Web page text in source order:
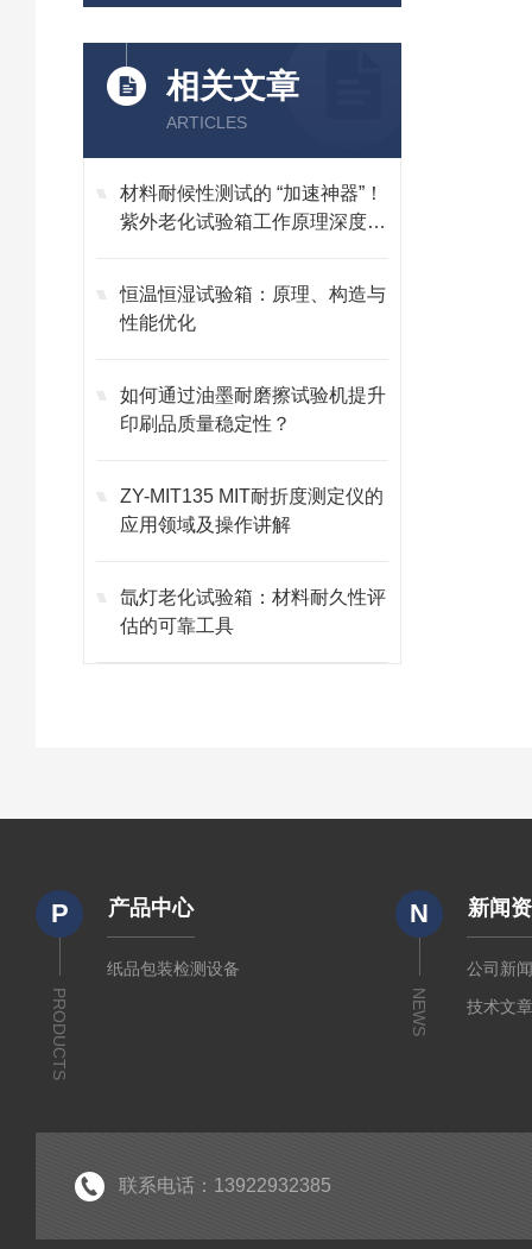
相关文章
ARTICLES
材料耐候性测试的 “加速神器”！
紫外老化试验箱工作原理深度剖
恒温恒湿试验箱：原理、构造与
性能优化
如何通过油墨耐磨擦试验机提升
印刷品质量稳定性？
ZY-MIT135 MIT耐折度测定仪的
应用领域及操作讲解
氙灯老化试验箱：材料耐久性评
估的可靠工具
P
PRODUCTS
产品中心
纸品包装检测设备
N
NEWS
新闻
公司新
技术文
联系电话：13922932385